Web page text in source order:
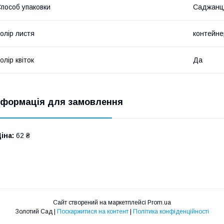
упаковки
листя
квіток Да
для замовлення
62 ₴
Сайт створений на маркетплейсі Prom.ua
Золотий Сад | Поскаржитися на контент | Політика конфіденційності